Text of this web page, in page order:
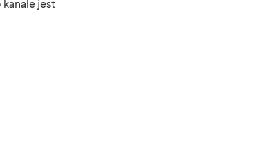
kanale jest